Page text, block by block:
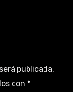
publicada.
con *